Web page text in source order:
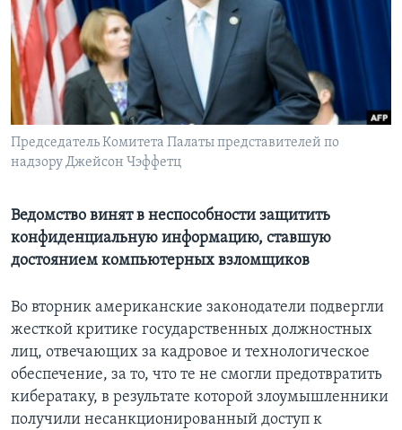
Learning English
СОЦИАЛЬНЫЕ СЕТИ
Языки
Председатель Комитета Палаты представителей по
надзору Джейсон Чэффетц
Ведомство винят в неспособности защитить
конфиденциальную информацию, ставшую
достоянием компьютерных взломщиков
Во вторник американские законодатели подвергли
жесткой критике государственных должностных
лиц, отвечающих за кадровое и технологическое
обеспечение, за то, что те не смогли предотвратить
кибератаку, в результате которой злоумышленники
получили несанкционированный доступ к